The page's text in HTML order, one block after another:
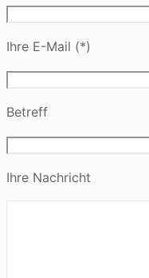
Ihre E-Mail (*)
Betreff
Ihre Nachricht